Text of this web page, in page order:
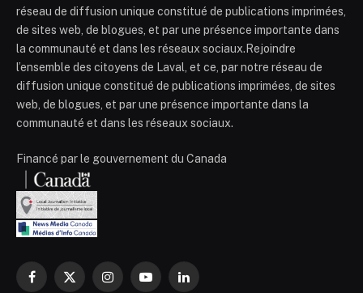
réseau de diffusion unique constitué de publications imprimées,
de sites web, de blogues, et par une présence importante dans
la communauté et dans les réseaux sociaux.Rejoindre
l’ensemble des citoyens de Laval, et ce, par notre réseau de
diffusion unique constitué de publications imprimées, de sites
web, de blogues, et par une présence importante dans la
communauté et dans les réseaux sociaux.
Financé par le gouvernement du Canada
Facebook
X
InstagramYouTubeLinkedIn